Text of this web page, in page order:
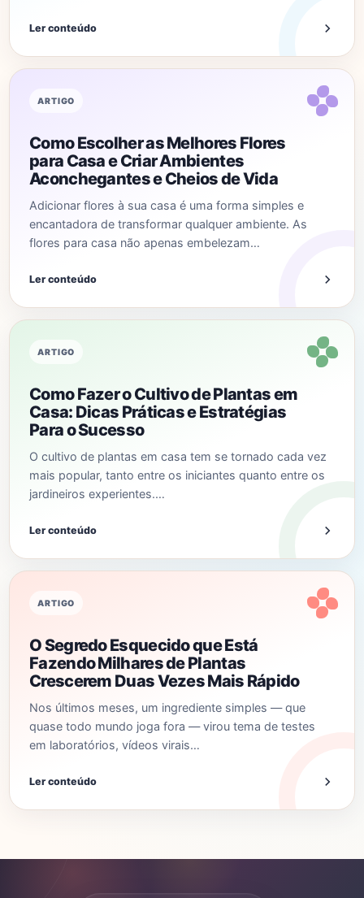
Ler conteúdo
ARTIGO
Como Escolher as Melhores Flores
para Casa e Criar Ambientes
Aconchegantes e Cheios de Vida
Adicionar flores à sua casa é uma forma simples e
encantadora de transformar qualquer ambiente. As
flores para casa não apenas embelezam…
Ler conteúdo
ARTIGO
Como Fazer o Cultivo de Plantas em
Casa: Dicas Práticas e Estratégias
Para o Sucesso
O cultivo de plantas em casa tem se tornado cada vez
mais popular, tanto entre os iniciantes quanto entre os
jardineiros experientes.…
Ler conteúdo
ARTIGO
O Segredo Esquecido que Está
Fazendo Milhares de Plantas
Crescerem Duas Vezes Mais Rápido
Nos últimos meses, um ingrediente simples — que
quase todo mundo joga fora — virou tema de testes
em laboratórios, vídeos virais…
Ler conteúdo